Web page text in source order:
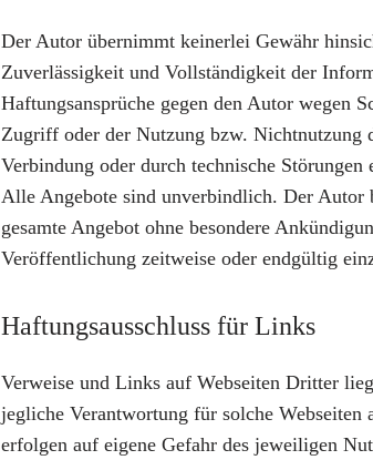
Der Autor übernimmt keinerlei Gewähr
Zuverlässigkeit und Vollständigkeit der
Haftungsansprüche gegen den Autor wegen
Zugriff oder der Nutzung bzw. Nichtnutzung
Verbindung oder durch technische Störungen
Alle Angebote sind unverbindlich. Der Autor
gesamte Angebot ohne besondere
Veröffentlichung zeitweise oder endgültig
Haftungsausschluss für Links
Verweise und Links auf Webseiten Dritter
jegliche Verantwortung für solche
erfolgen auf eigene Gefahr des jeweiligen